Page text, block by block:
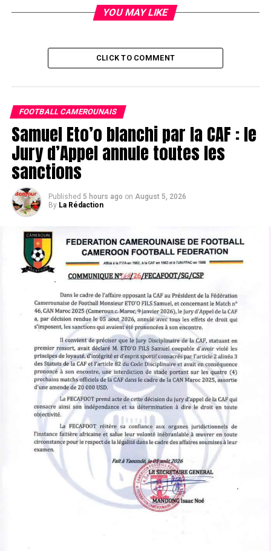
YOU MAY LIKE
CLICK TO COMMENT
FOOTBALL CAMEROUNAIS
Samuel Eto’o blanchi par la CAF : le
Jury d’Appel annule toutes les
sanctions
Published 5 hours ago on August 5, 2026
By La Rédaction